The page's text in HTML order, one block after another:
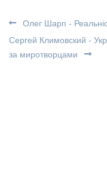
Олег Шарп -
Сергей Климовский -
за миротворцами